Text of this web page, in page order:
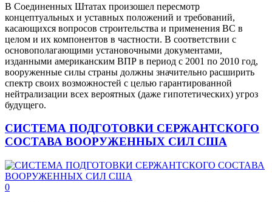
В Соединенных Штатах произошел пересмотр
концептуальных и уставных положений и требований,
касающихся вопросов строительства и применения ВС в
целом и их компонентов в частности. В соответствии с
основополагающими установочными документами,
изданными американским ВПР в период с 2001 по 2010 год,
вооруженные силы страны должны значительно расширить
спектр своих возможностей с целью гарантированной
нейтрализации всех вероятных (даже гипотетических) угроз
будущего.
СИСТЕМА ПОДГОТОВКИ СЕРЖАНТСКОГО
СОСТАВА ВООРУЖЕННЫХ СИЛ США
0